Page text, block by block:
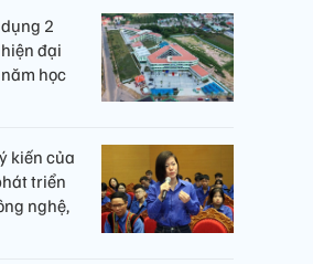
2
đại
học
kiến của
triển
nghệ,